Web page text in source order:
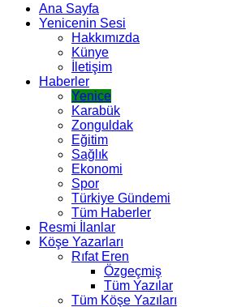
Ana Sayfa
Yenicenin Sesi
Hakkımızda
Künye
İletişim
Haberler
Yenice
Karabük
Zonguldak
Eğitim
Sağlık
Ekonomi
Spor
Türkiye Gündemi
Tüm Haberler
Resmi İlanlar
Köşe Yazarları
Rıfat Eren
Özgeçmiş
Tüm Yazılar
Tüm Köşe Yazıları